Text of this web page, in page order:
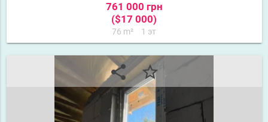
761 000 грн
($17 000)
76 m² 1 эт
share star_border